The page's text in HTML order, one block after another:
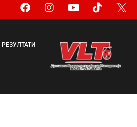
РЕЗУЛТАТИ